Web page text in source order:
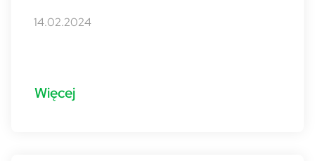
14.02.2024
Więcej